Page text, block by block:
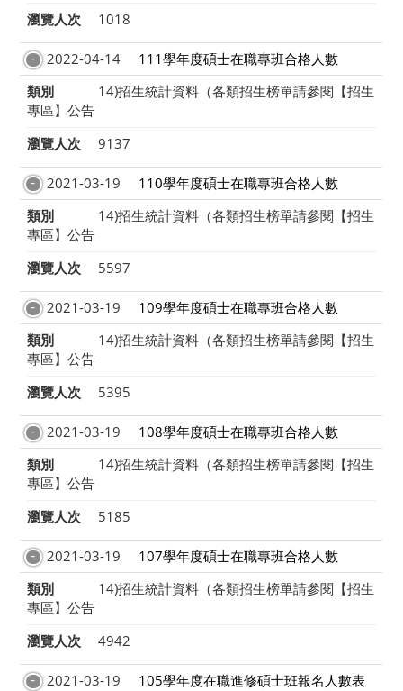
瀏覽人次
1018
2022-04-14
111學年度碩士在職專班合格人數
類別
14)招生統計資料（各類招生榜單請參閱【招生
專區】公告
瀏覽人次
9137
2021-03-19
110學年度碩士在職專班合格人數
類別
14)招生統計資料（各類招生榜單請參閱【招生
專區】公告
瀏覽人次
5597
2021-03-19
109學年度碩士在職專班合格人數
類別
14)招生統計資料（各類招生榜單請參閱【招生
專區】公告
瀏覽人次
5395
2021-03-19
108學年度碩士在職專班合格人數
類別
14)招生統計資料（各類招生榜單請參閱【招生
專區】公告
瀏覽人次
5185
2021-03-19
107學年度碩士在職專班合格人數
類別
14)招生統計資料（各類招生榜單請參閱【招生
專區】公告
瀏覽人次
4942
2021-03-19
105學年度在職進修碩士班報名人數表